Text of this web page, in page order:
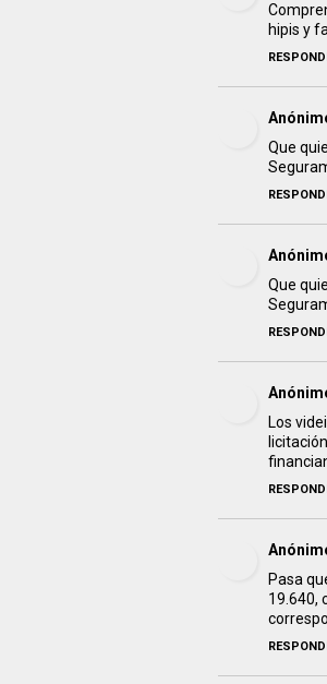
hipis y
Que
Que
Los
Pasa
19.640,